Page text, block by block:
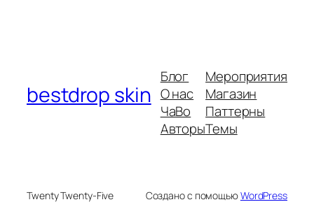
bestdrop skin
Блог
О нас
ЧаВо
Авторы
Мероприятия
Магазин
Паттерны
Темы
Twenty Twenty-Five Создано с помощьюWordPress